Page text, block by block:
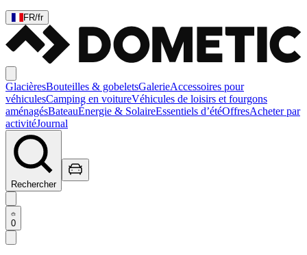
FR/fr
GlacièresBouteilles & gobeletsGalerieAccessoires pour
véhiculesCamping en voitureVéhicules de loisirs et fourgons
aménagésBateauÉnergie & SolaireEssentiels d’étéOffresAcheter par
activitéJournal
Rechercher
0